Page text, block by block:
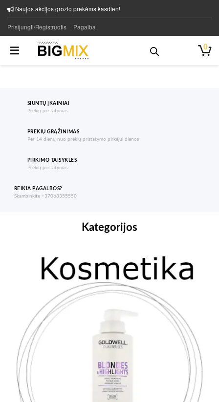
Naujos akcijos grožio prekėms kasdien!
Prisijungti/Registruotis Pagalba
0
SIUNTŲ ĮKAINIAI
Prekių pristatymas
PREKIŲ GRĄŽINIMAS
Per 14 dienų nuo prekių pristatymo pirkėjui dienos
PIRKIMO TAISYKLES
Prekių pristatymas
REIKIA PAGALBOS?
Skambinkite +37068355550
Kategorijos